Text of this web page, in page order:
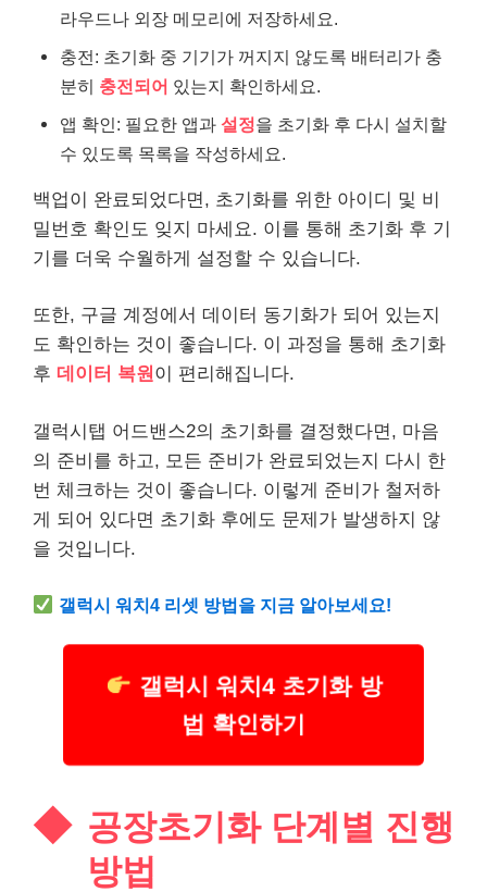
라우드나 외장 메모리에 저장하세요.
충전: 초기화 중 기기가 꺼지지 않도록 배터리가 충
분히 충전되어 있는지 확인하세요.
앱 확인: 필요한 앱과 설정을 초기화 후 다시 설치할
수 있도록 목록을 작성하세요.
백업이 완료되었다면, 초기화를 위한 아이디 및 비
밀번호 확인도 잊지 마세요. 이를 통해 초기화 후 기
기를 더욱 수월하게 설정할 수 있습니다.
또한, 구글 계정에서 데이터 동기화가 되어 있는지
도 확인하는 것이 좋습니다. 이 과정을 통해 초기화
후 데이터 복원이 편리해집니다.
갤럭시탭 어드밴스2의 초기화를 결정했다면, 마음
의 준비를 하고, 모든 준비가 완료되었는지 다시 한
번 체크하는 것이 좋습니다. 이렇게 준비가 철저하
게 되어 있다면 초기화 후에도 문제가 발생하지 않
을 것입니다.
갤럭시 워치4 리셋 방법을 지금 알아보세요!
갤럭시 워치4 초기화 방
법 확인하기
공장초기화 단계별 진행
방법